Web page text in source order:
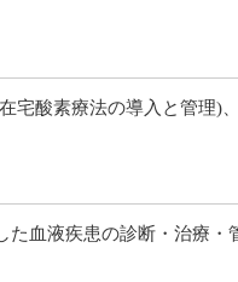
宅酸素療法の導入と管理)
血液疾患の診断・治療・